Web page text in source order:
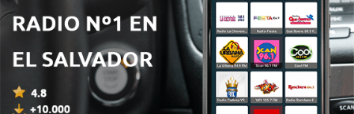
159 - Slimane - Derniere Danse (Indila cover) x DJ Neo
Inside Beats(DJ michbuze Kizomba Mashup
Remix 2022 Urban Kiz)
05 abr. 2022
158 - Tayc, Soolking - Va bene ft. Jul, Naza - Va Bene
(4.4.2) (DJ michbuze Bachata en français Remix